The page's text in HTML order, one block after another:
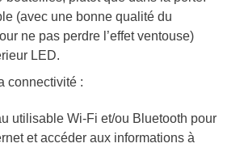
(avec une bonne qualité du
ne pas perdre l’effet ventouse)
LED.
connectivité :
utilisable Wi-Fi et/ou Bluetooth pour
et accéder aux informations à